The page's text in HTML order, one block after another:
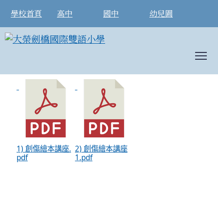
學校首頁 高中 國中 幼兒園
「114年繪本 推廣工作坊，創傷繪本x
1) 創傷繪本講座.
pdf
2) 創傷繪本講座
1.pdf